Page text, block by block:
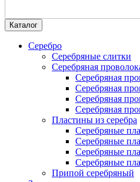
Каталог
Серебро
Серебряные слитки
Серебряная
Серебряная
Серебряная
Серебряная
Серебряная
Пластины из серебра
Серебряные
Серебряные
Серебряные
Серебряные
Припой серебряный